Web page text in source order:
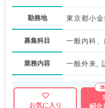
勤務地 東京都小
募集科目 一般内科
業務内容
お気に入り
紹介